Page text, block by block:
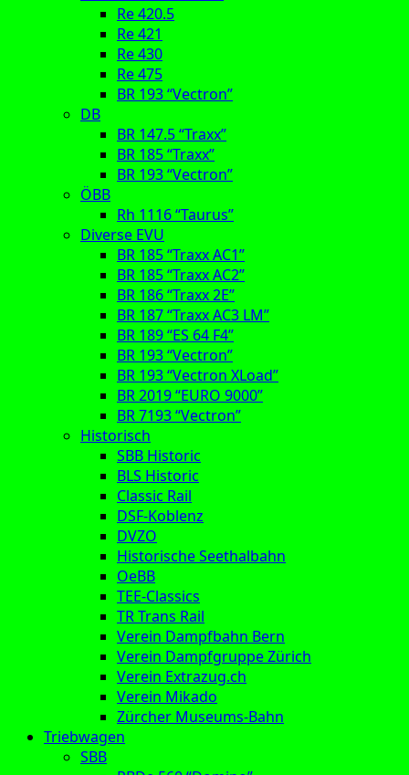
Re 420.5
Re 421
Re 430
Re 475
BR 193 “Vectron”
DB
BR 147.5 “Traxx”
BR 185 “Traxx”
BR 193 “Vectron”
ÖBB
Rh 1116 “Taurus”
Diverse EVU
BR 185 “Traxx AC1”
BR 185 “Traxx AC2”
BR 186 “Traxx 2E”
BR 187 “Traxx AC3 LM”
BR 189 “ES 64 F4”
BR 193 “Vectron”
BR 193 “Vectron XLoad”
BR 2019 “EURO 9000”
BR 7193 “Vectron”
Historisch
SBB Historic
BLS Historic
Classic Rail
DSF-Koblenz
DVZO
Historische Seethalbahn
OeBB
TEE-Classics
TR Trans Rail
Verein Dampfbahn Bern
Verein Dampfgruppe Zürich
Verein Extrazug.ch
Verein Mikado
Zürcher Museums-Bahn
Triebwagen
SBB